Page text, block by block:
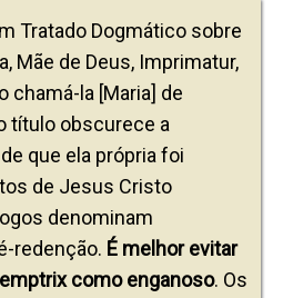
Tratado Dogmático sobre
Mãe de Deus, Imprimatur,
chamá-la [Maria] de
título obscurece a
que ela própria foi
de Jesus Cristo
denominam
redenção. É melhor evitar
como enganoso. Os